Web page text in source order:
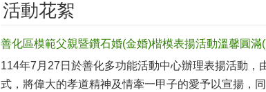
活動花絮
善化區模範父親暨鑽石婚(金婚)楷模表揚活動溫馨圓滿
114年7月27日於善化多功能活動中心辦理表揚活動
式，將偉大的孝道精神及情牽一甲子的愛予以宣揚，